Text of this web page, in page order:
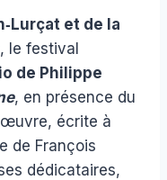
et de la
, le festival
de Philippe
, en présence du
écrite à
de François
dédicataires,